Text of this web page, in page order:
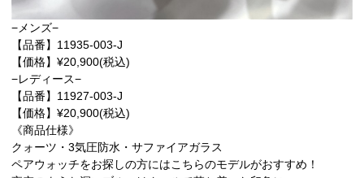
−メンズ−
【品番】11935-003-J
【価格】¥20,900(税込)
−レディース−
【品番】 11927-003-J
【価格】¥20,900(税込)
《商品仕様》
クォーツ・3気圧防水・サファイアガラス
ペアウォッチをお探しの方にはこちらのモデルがおすすめ！